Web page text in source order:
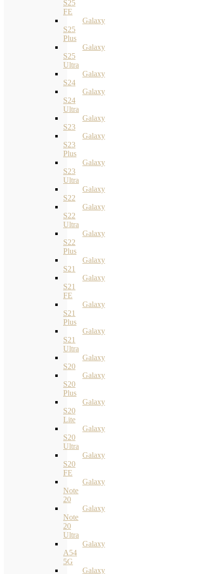
S25
FE
Galaxy
S25
Plus
Galaxy
S25
Ultra
Galaxy
S24
Galaxy
S24
Ultra
Galaxy
S23
Galaxy
S23
Plus
Galaxy
S23
Ultra
Galaxy
S22
Galaxy
S22
Ultra
Galaxy
S22
Plus
Galaxy
S21
Galaxy
S21
FE
Galaxy
S21
Plus
Galaxy
S21
Ultra
Galaxy
S20
Galaxy
S20
Plus
Galaxy
S20
Lite
Galaxy
S20
Ultra
Galaxy
S20
FE
Galaxy
Note
20
Galaxy
Note
20
Ultra
Galaxy
A54
5G
Galaxy